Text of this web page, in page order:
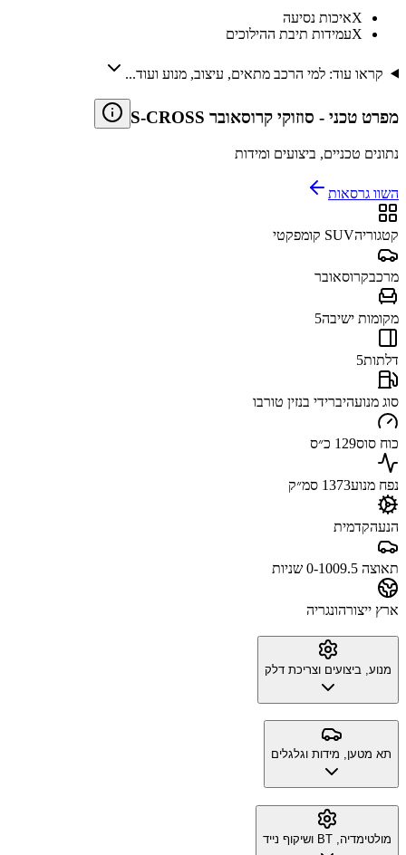
Xאיכות נסיעה
Xעמידות תיבת ההילוכים
קראו עוד: למי הרכב מתאים, עיצוב, מנוע ועוד...
מפרט טכני - סוזוקי קרוסאובר S-CROSS
נתונים טכניים, ביצועים ומידות
השוו גרסאות
קטגוריהSUV קומפקטי
מרכבקרוסאובר
מקומות ישיבה5
דלתות5
סוג מנועהיברידי בנזין טורבו
כוח סוס129 כ״ס
נפח מנוע1373 סמ״ק
הנעהקדמית
תאוצה 0-100 9.5 שניות
ארץ ייצורהונגריה
מנוע, ביצועים וצריכת דלק
תא מטען, מידות וגלגלים
מולטימדיה, BT ושיקוף נייד